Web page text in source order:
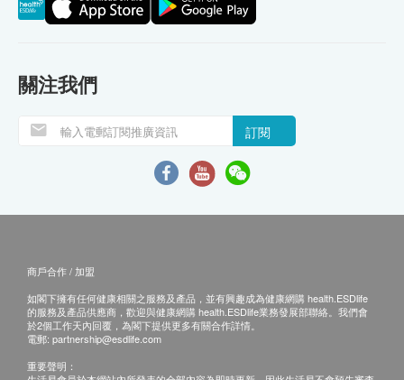
關注我們
訂閱
商戶合作 / 加盟
如閣下擁有任何健康相關之服務及產品，並有興趣成為健康網購 health.ESDlife
的服務及產品供應商，歡迎與健康網購 health.ESDlife業務發展部聯絡。我們會
於2個工作天內回覆，為閣下提供更多有關合作詳情。
電郵: partnership@esdlife.com
重要聲明：